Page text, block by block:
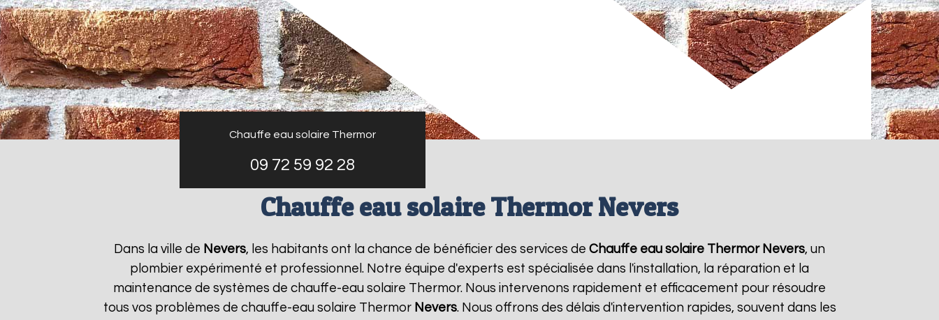
Chauffe eau solaire Thermor
09 72 59 92 28
Chauffe eau solaire Thermor Nevers
Dans la ville de Nevers, les habitants ont la chance de bénéficier des services de Chauffe eau solaire Thermor Nevers, un
plombier expérimenté et professionnel. Notre équipe d'experts est spécialisée dans l'installation, la réparation et la
maintenance de systèmes de chauffe-eau solaire Thermor. Nous intervenons rapidement et efficacement pour résoudre
tous vos problèmes de chauffe-eau solaire Thermor Nevers. Nous offrons des délais d'intervention rapides, souvent dans les